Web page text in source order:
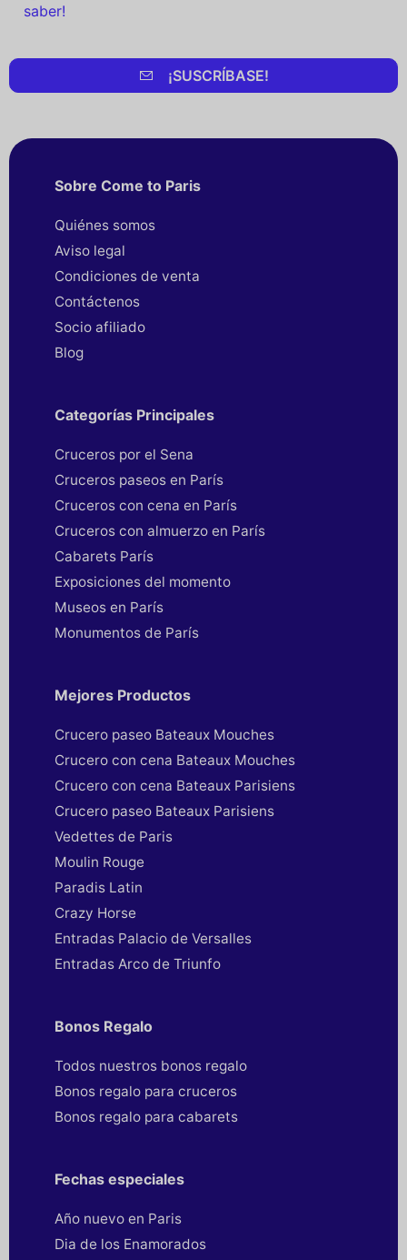
saber!
¡SUSCRÍBASE!
Sobre Come to Paris
Quiénes somos
Aviso legal
Condiciones de venta
Contáctenos
Socio afiliado
Blog
Categorías Principales
Cruceros por el Sena
Cruceros paseos en París
Cruceros con cena en París
Cruceros con almuerzo en París
Cabarets París
Exposiciones del momento
Museos en París
Monumentos de París
Mejores Productos
Crucero paseo Bateaux Mouches
Crucero con cena Bateaux Mouches
Crucero con cena Bateaux Parisiens
Crucero paseo Bateaux Parisiens
Vedettes de Paris
Moulin Rouge
Paradis Latin
Crazy Horse
Entradas Palacio de Versalles
Entradas Arco de Triunfo
Bonos Regalo
Todos nuestros bonos regalo
Bonos regalo para cruceros
Bonos regalo para cabarets
Fechas especiales
Año nuevo en Paris
Dia de los Enamorados